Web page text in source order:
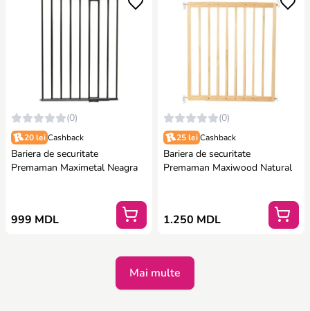
(0)
20 lei Cashback
Bariera de securitate
Premaman Maximetal Neagra
999 MDL
(0)
25 lei Cashback
Bariera de securitate
Premaman Maxiwood Natural
1.250 MDL
Mai multe